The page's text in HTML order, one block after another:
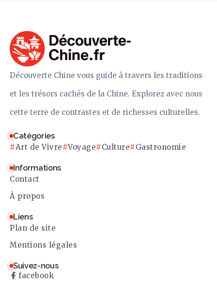
Découverte Chine vous guide à travers les traditions
et les trésors cachés de la Chine. Explorez avec nous
cette terre de contrastes et de richesses culturelles.
Catégories
Art de Vivre Voyage Culture Gastronomie
Informations
Contact
À propos
Liens
Plan de site
Mentions légales
Suivez-nous
facebook